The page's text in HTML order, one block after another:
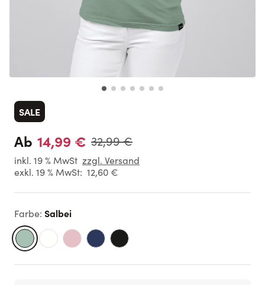
SALE
Ab 14,99 € 32,99 €
inkl. 19 % MwSt zzgl. Versand
exkl. 19 % MwSt: 12,60 €
Farbe: Salbei